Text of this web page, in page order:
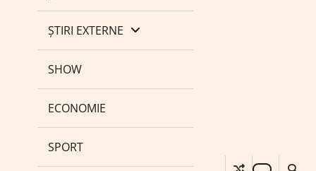
ȘTIRI EXTERNE
SHOW
ECONOMIE
SPORT